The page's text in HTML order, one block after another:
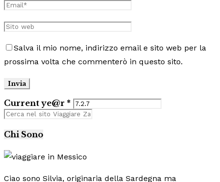
Salva il mio nome, indirizzo email e sito web per la
prossima volta che commenterò in questo sito.
Current ye@r *
Chi Sono
Ciao sono Silvia, originaria della Sardegna ma